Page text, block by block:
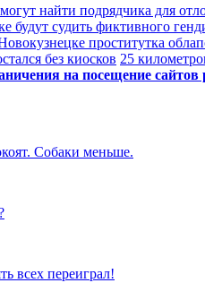
найти подрядчика для
будут судить фиктивного
проститутка
без киосков 25
на посещение сайтов
Собаки меньше.
всех переиграл!